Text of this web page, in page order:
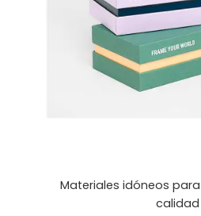
Materiales idóneos
calidad